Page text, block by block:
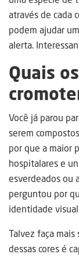
através de cada
podem ajudar
alerta.
Quais
Você já parou
serem
por que a maior
hospitalares e
esverdeados ou
perguntou por
identidade
Talvez faça
dessas cores é